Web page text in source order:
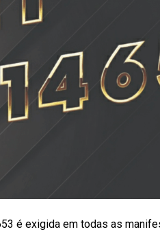
é exigida em todas as